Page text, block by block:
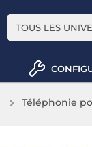
TOUS LES
Téléphonie